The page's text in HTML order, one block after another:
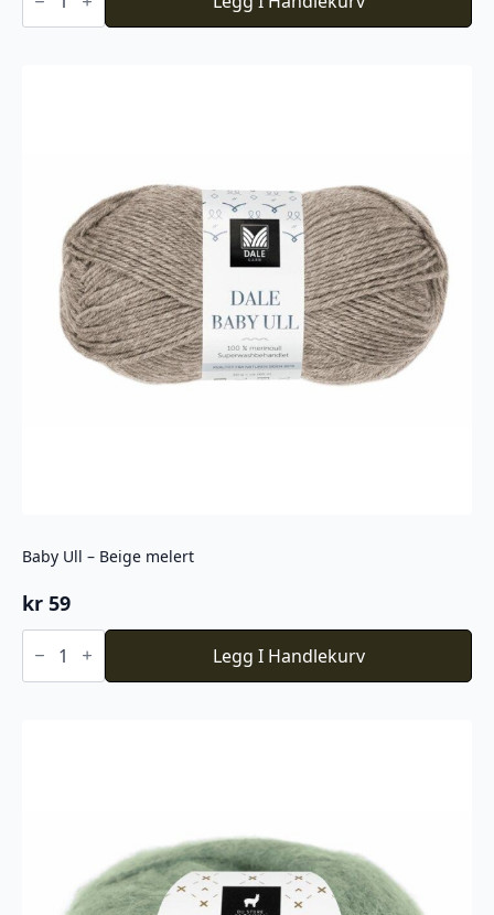
Faerytale
Baby Ull – Beige melert
kr 59
Baby
Ull
Beige
Legg I Handlekurv